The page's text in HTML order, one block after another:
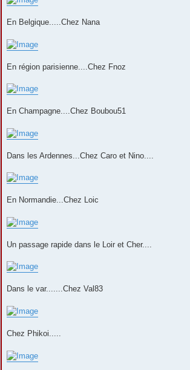
En Belgique.....Chez Nana
En région parisienne....Chez Fnoz
En Champagne....Chez Boubou51
Dans les Ardennes...Chez Caro et Nino....
En Normandie...Chez Loic
Un passage rapide dans le Loir et Cher....
Dans le var.......Chez Val83
Chez Phikoi.....